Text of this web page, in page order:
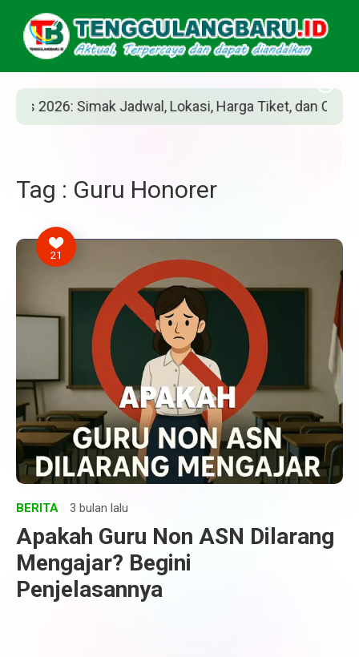
Simak Jadwal, Lokasi, Harga Tiket, dan Cara
Tag : Guru Honorer
21
BERITA 3 bulan lalu
Apakah Guru Non ASN Dilarang
Mengajar? Begini
Penjelasannya